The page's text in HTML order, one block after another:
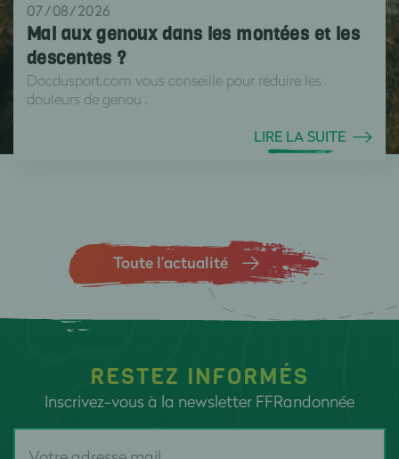
07/08/2026
Mal aux genoux dans les montées et les
descentes ?
Docdusport.com vous conseille pour réduire les
douleurs de genou .
LIRE LA SUITE
Toute l’actualité
RESTEZ INFORMÉS
Inscrivez-vous à la newsletter FFRandonnée